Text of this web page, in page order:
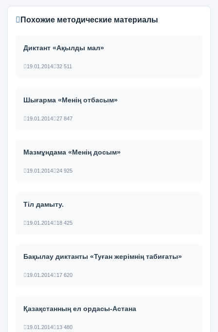
Похожие методические материалы
Диктант «Ақылды мал»
19.01.2014 32 511
Шығарма «Менің отбасым»
19.01.2014 27 847
Мазмұндама «Менің досым»
19.01.2014 24 925
Тіл дамыту.
19.01.2014 18 425
Бақылау диктанты «Туған жерімнің табиғаты»
19.01.2014 17 620
Қазақстанның ел ордасы-Астана
19.01.2014 13 480